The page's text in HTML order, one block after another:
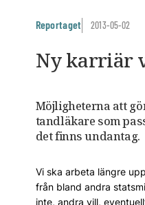
Reportaget 2013-05-02
Ny karriär
Möjligheterna att
tandläkare som
det finns undantag.
Vi ska arbeta längre
från bland andra
inte, andra vill,